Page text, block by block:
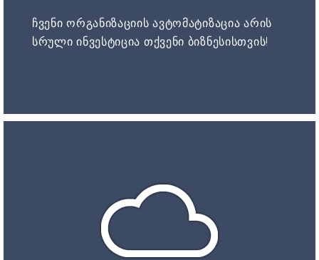
ჩვენი ორგანიზაციის ავტომატიზაცია არის
სრული ინვესტიცია თქვენი ბიზნესისთვის!